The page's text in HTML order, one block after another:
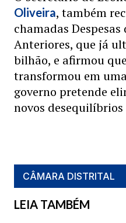
Oliveira, também
chamadas Despesas
Anteriores, que já
bilhão, e afirmou
transformou em
governo pretende
novos
CÂMARA DISTRITAL
LEIA TAMBÉM